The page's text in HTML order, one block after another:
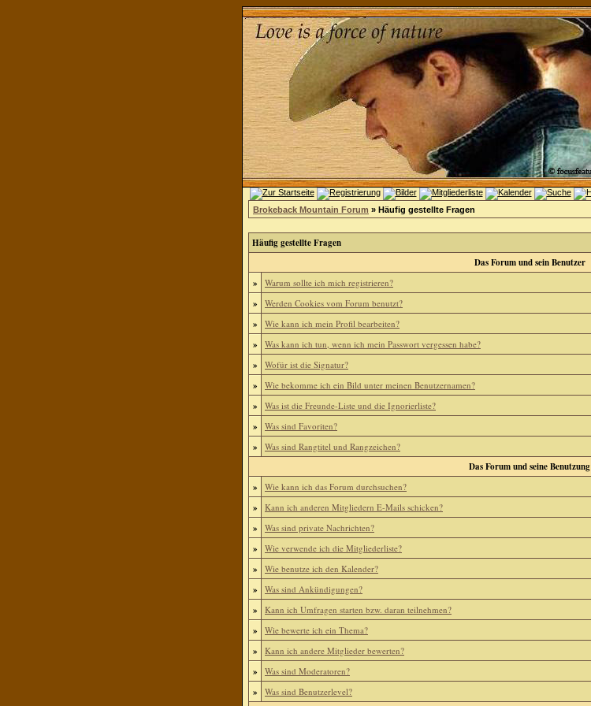
Brokeback Mountain Forum » Häufig gestellte Fragen
Häufig gestellte Fragen
Das Forum und sein Benutzer
»
Warum sollte ich mich registrieren?
» Werden Cookies vom Forum benutzt?
» Wie kann ich mein Profil bearbeiten?
» Was kann ich tun, wenn ich mein Passwort vergessen habe?
» Wofür ist die Signatur?
» Wie bekomme ich ein Bild unter meinen Benutzernamen?
» Was ist die Freunde-Liste und die Ignorierliste?
» Was sind Favoriten?
» Was sind Rangtitel und Rangzeichen?
Das Forum und seine Benutzung
»
Wie kann ich das Forum durchsuchen?
» Kann ich anderen Mitgliedern E-Mails schicken?
» Was sind private Nachrichten?
» Wie verwende ich die Mitgliederliste?
» Wie benutze ich den Kalender?
» Was sind Ankündigungen?
» Kann ich Umfragen starten bzw. daran teilnehmen?
» Wie bewerte ich ein Thema?
» Kann ich andere Mitglieder bewerten?
» Was sind Moderatoren?
» Was sind Benutzerlevel?